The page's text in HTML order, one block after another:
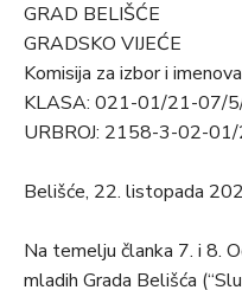
GRAD BELIŠĆE
GRADSKO VIJEĆE
Komisija za izbor i
KLASA: 021-01/21-07/
URBROJ: 2158-3-02-
Belišće, 22. listopada
Na temelju članka 7. i 8.
mladih Grada Belišća